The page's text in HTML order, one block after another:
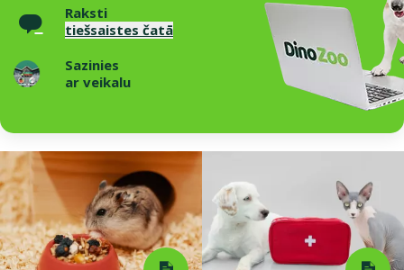
Raksti
tiešsaistes čatā
Sazinies
ar veikalu